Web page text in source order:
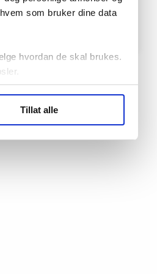
som bruker dine data
hvordan de skal brukes.
statistikk.
Tillat alle
Jernbaneforbund, Bane